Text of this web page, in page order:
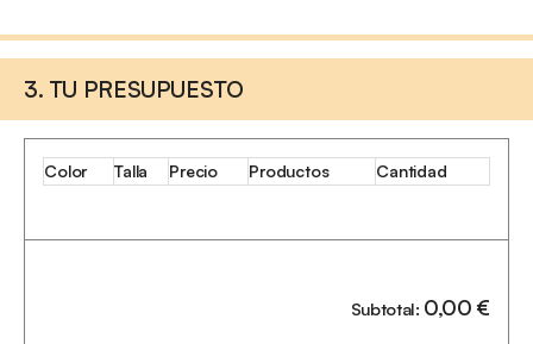
3. TU PRESUPUESTO
Color Talla Precio Productos Cantidad
Subtotal: 0,00€